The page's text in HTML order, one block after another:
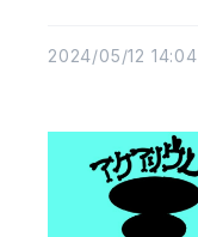
2024/05/12 14:04